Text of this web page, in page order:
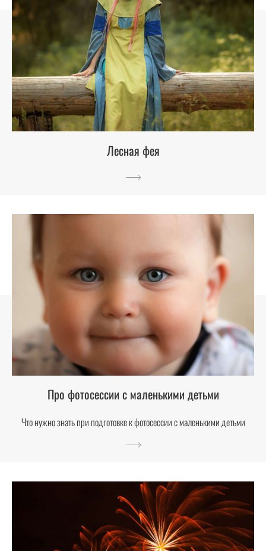
Лесная фея
Про фотосессии с маленькими детьми
Что нужно знать при подготовке к фотосессии с маленькими детьми